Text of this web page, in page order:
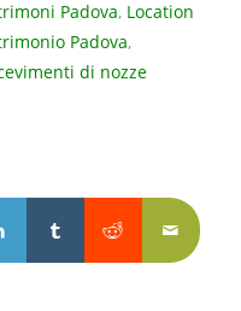
Padova, Location
Padova,
di nozze